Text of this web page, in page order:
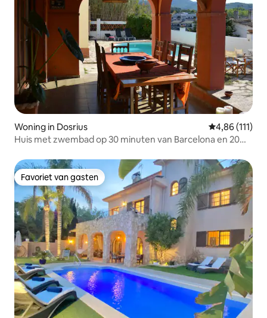
Woning in Dosrius Gemiddelde
4,86 (111)
Huis met zwembad op 30 minuten van Barcelona en 20
Favoriet van gasten
Favoriet van gasten